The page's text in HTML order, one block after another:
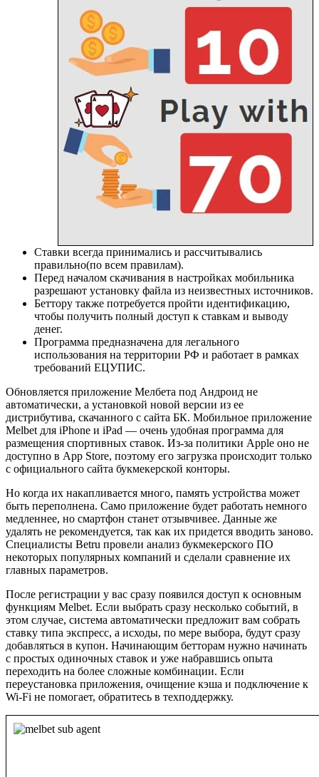
Ставки всегда принимались и рассчитывались
правильно(по всем правилам).
Перед началом скачивания в настройках мобильника
разрешают установку файла из неизвестных источников.
Беттору также потребуется пройти идентификацию,
чтобы получить полный доступ к ставкам и выводу
денег.
Программа предназначена для легального
использования на территории РФ и работает в рамках
требований ЕЦУПИС.
Обновляется приложение Мелбета под Андроид не
автоматически, а установкой новой версии из ее
дистрибутива, скачанного с сайта БК. Мобильное приложение
Melbet для iPhone и iPad — очень удобная программа для
размещения спортивных ставок. Из-за политики Apple оно не
доступно в App Store, поэтому его загрузка происходит только
с официального сайта букмекерской конторы.
Но когда их накапливается много, память устройства может
быть переполнена. Само приложение будет работать немного
медленнее, но смартфон станет отзывчивее. Данные же
удалять не рекомендуется, так как их придется вводить заново.
Специалисты Betru провели анализ букмекерского ПО
некоторых популярных компаний и сделали сравнение их
главных параметров.
После регистрации у вас сразу появился доступ к основным
функциям Melbet. Если выбрать сразу несколько событий, в
этом случае, система автоматически предложит вам собрать
ставку типа экспресс, а исходы, по мере выбора, будут сразу
добавляться в купон. Начинающим бетторам нужно начинать
с простых одиночных ставок и уже набравшись опыта
переходить на более сложные комбинации. Если
переустановка приложения, очищение кэша и подключение к
Wi-Fi не помогает, обратитесь в техподдержку.